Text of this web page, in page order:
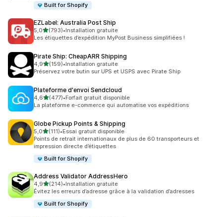
Built for Shopify
EZLabel: Australia Post Ship
5,0étoile(s) sur 5
(793)
793 avis au total
•Installation gratuite
Les étiquettes d’expédition MyPost Business simplifiées !
Pirate Ship: CheapARR Shipping
4,9étoile(s) sur 5
(159)
159 avis au total
•Installation gratuite
Préservez votre butin sur UPS et USPS avec Pirate Ship
Plateforme d'envoi Sendcloud
4,6étoile(s) sur 5
(477)
477 avis au total
•Forfait gratuit disponible
La plateforme e-commerce qui automatise vos expéditions
Globe Pickup Points & Shipping
5,0étoile(s) sur 5
(111)
111 avis au total
•Essai gratuit disponible
Points de retrait internationaux de plus de 60 transporteurs et
impression directe d’étiquettes
Built for Shopify
Address Validator AddressHero
4,9étoile(s) sur 5
(214)
214 avis au total
•Installation gratuite
Évitez les erreurs d’adresse grâce à la validation d’adresses
Built for Shopify